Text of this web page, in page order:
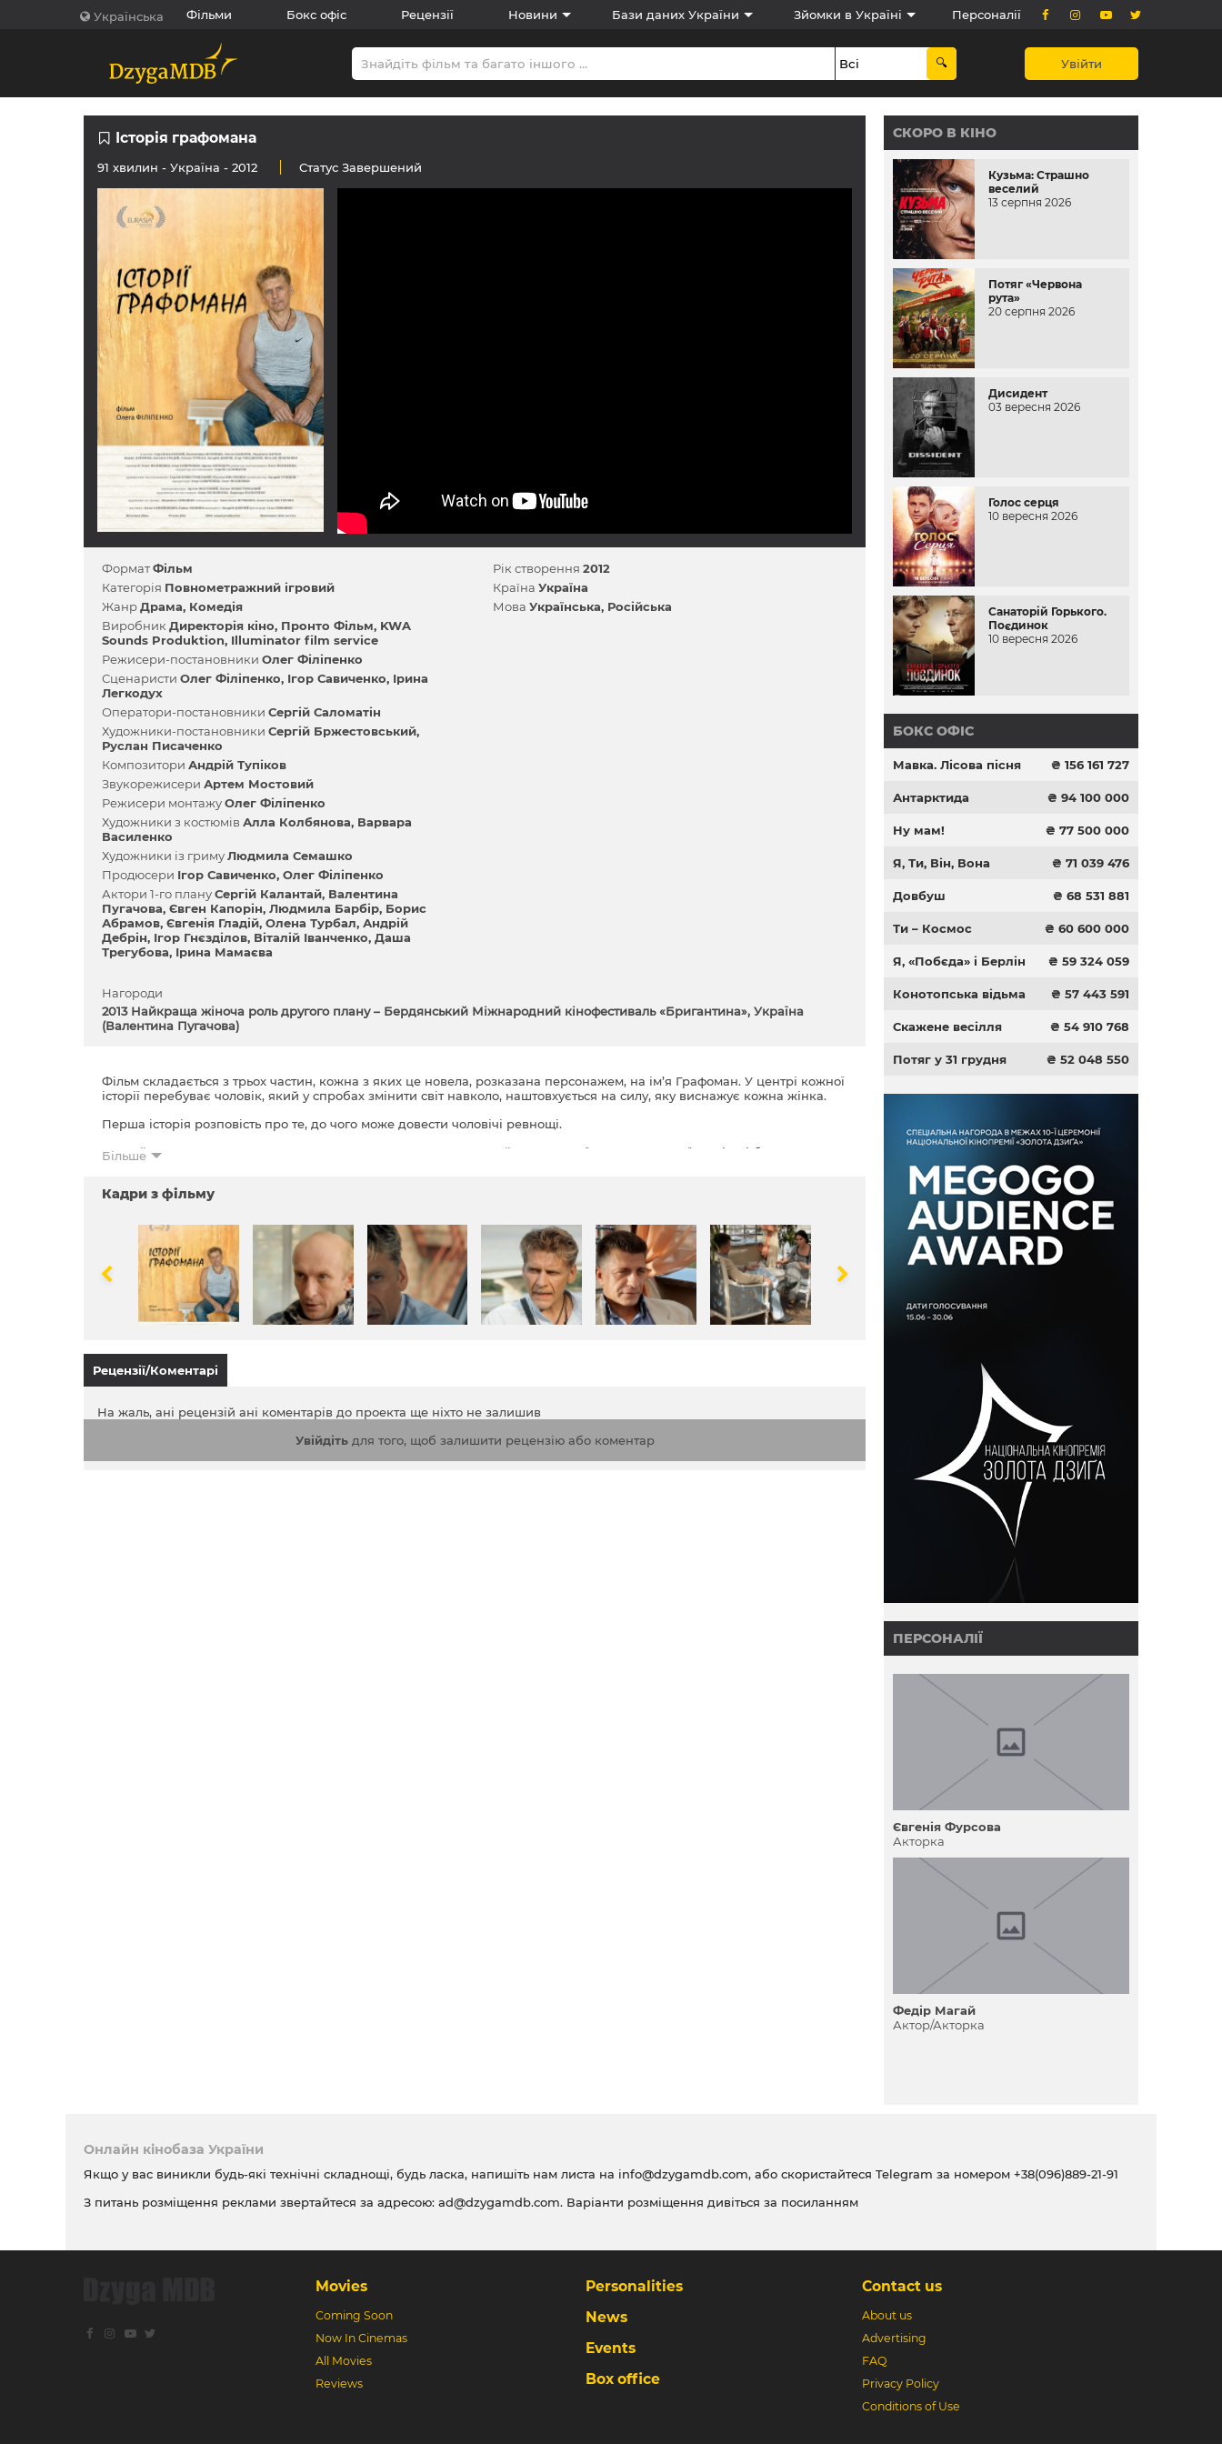
Українська Фільми Бокс офіс Рецензії Новини Бази даних України Зйомки в Україні Персоналії
Увійти
Історія графомана
91 хвилин - Україна - 2012 Статус Завершений
ФорматФільм
Категорія Повнометражний ігровий
ЖанрДрама Комедія
Виробник Директорія кіно Пронто Фільм KWA
Sounds Produktion Illuminator film service
Режисери-постановники Олег Філіпенко
Сценаристи Олег Філіпенко Ігор Савиченко Ірина
Легкодух
Оператори-постановники Сергій Саломатін
Художники-постановники Сергій Бржестовський
Руслан Писаченко
Композитори Андрій Тупіков
Звукорежисери Артем Мостовий
Режисери монтажуОлег Філіпенко
Художники з костюмів Алла Колбянова Варвара
Василенко
Художники із гримуЛюдмила Семашко
Продюсери Ігор Савиченко Олег Філіпенко
Актори 1-го плануСергій Калантай Валентина
Пугачова Євген Капорін Людмила Барбір Борис
Абрамов Євгенія Гладій Олена Турбал Андрій
Дебрін Ігор Гнєзділов Віталій Іванченко Даша
Трегубова Ірина Мамаєва
Рік створення 2012
Країна Україна
Мова Українська Російська
Нагороди
2013 Найкраща жіноча роль другого плану – Бердянський Міжнародний кінофестиваль «Бригантина», Україна
(Валентина Пугачова)
Фільм складається з трьох частин, кожна з яких це новела, розказана персонажем, на ім’я Графоман. У центрі кожної
історії перебуває чоловік, який у спробах змінити світ навколо, наштовхується на силу, яку виснажує кожна жінка.
Перша історія розповість про те, до чого може довести чоловічі ревнощі.
Другий сюжет крутиться навколо невдачливого художника, який для коханої поступився своїм мріям і бажанням.
не домогтися, якщо ігнорувати любов.
Більше
Кадри з фільму
Рецензії/Коментарі
На жаль, ані рецензій ані коментарів до проекта ще ніхто не залишив
Увійдітьдля того, щоб залишити рецензію або коментар
СКОРО В КІНО
Кузьма: Страшно
веселий
13 серпня 2026
Потяг «Червона
рута»
20 серпня 2026
Дисидент
03 вересня 2026
Голос серця
10 вересня 2026
Санаторій Горького.
Поєдинок
10 вересня 2026
БОКС ОФІС
Мавка. Лісова пісня ₴ 156 161 727
Антарктида ₴ 94 100 000
Ну мам! ₴ 77 500 000
Я, Ти, Він, Вона ₴ 71 039 476
Довбуш ₴ 68 531 881
Ти – Космос ₴ 60 600 000
Я, «Побєда» і Берлін ₴ 59 324 059
Конотопська відьма ₴ 57 443 591
Скажене весілля ₴ 54 910 768
Потяг у 31 грудня ₴ 52 048 550
ПЕРСОНАЛІЇ
Євгенія Фурсова
Акторка
Федір Магай
Актор/Акторка
Онлайн кінобаза України
Якщо у вас виникли будь-які технічні складнощі, будь ласка, напишіть нам листа на info@dzygamdb.com, або скористайтеся Telegram за номером +38(096)889-21-91
З питань розміщення реклами звертайтеся за адресою: ad@dzygamdb.com. Варіанти розміщення дивіться за посиланням
Movies
Coming Soon
Now In Cinemas
All Movies
Reviews
Personalities
News
Events
Box office
Contact us
About us
Advertising
FAQ
Privacy Policy
Conditions of Use